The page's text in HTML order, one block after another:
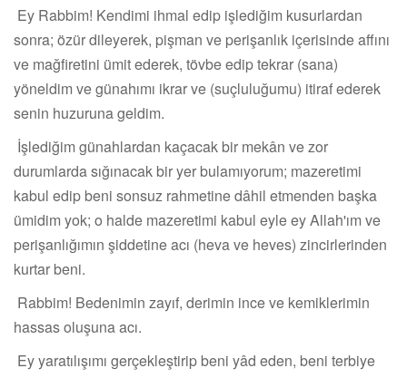
Ey Rabbim! Kendimi ihmal edip işlediğim kusurlardan
sonra; özür dileyerek, pişman ve perişanlık içerisinde affını
ve mağfiretini ümit ederek, tövbe edip tekrar (sana)
yöneldim ve günahımı ikrar ve (suçluluğumu) itiraf ederek
senin huzuruna geldim.
İşlediğim günahlardan kaçacak bir mekân ve zor
durumlarda sığınacak bir yer bulamıyorum; mazeretimi
kabul edip beni sonsuz rahmetine dâhil etmenden başka
ümidim yok; o halde mazeretimi kabul eyle ey Allah'ım ve
perişanlığımın şiddetine acı (heva ve heves) zincirlerinden
kurtar beni.
Rabbim! Bedenimin zayıf, derimin ince ve kemiklerimin
hassas oluşuna acı.
Ey yaratılışımı gerçekleştirip beni yâd eden, beni terbiye